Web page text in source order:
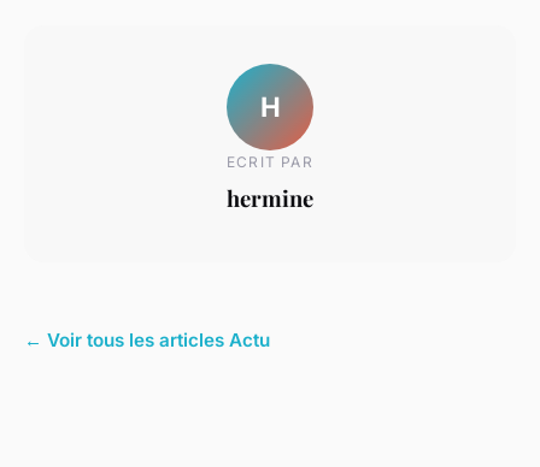
H
ECRIT PAR
hermine
← Voir tous les articles Actu